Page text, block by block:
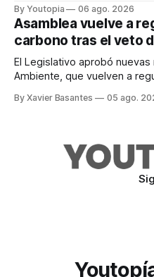
By Youtopia 06 ago. 2026
Asamblea vuelve a
carbono tras el veto
El Legislativo aprobó
Ambiente, que vuelven a
By Xavier Basantes 05 ago.